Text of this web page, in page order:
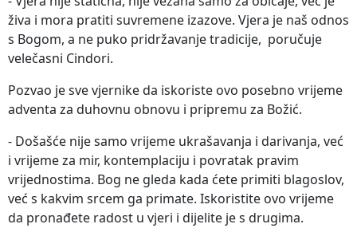
živa i mora pratiti suvremene izazove. Vjera je naš odnos
s Bogom, a ne puko pridržavanje tradicije, poručuje
velečasni Cindori.
Pozvao je sve vjernike da iskoriste ovo posebno vrijeme
adventa za duhovnu obnovu i pripremu za Božić.
- Došašće nije samo vrijeme ukrašavanja i darivanja, već
i vrijeme za mir, kontemplaciju i povratak pravim
vrijednostima. Bog ne gleda kada ćete primiti blagoslov,
već s kakvim srcem ga primate. Iskoristite ovo vrijeme
da pronađete radost u vjeri i dijelite je s drugima.